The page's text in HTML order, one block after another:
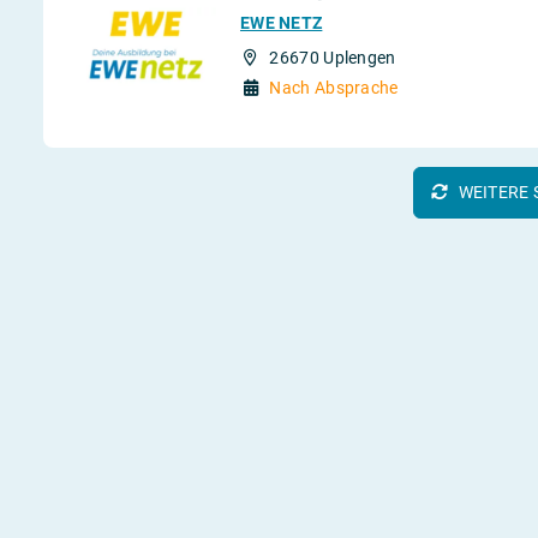
EWE NETZ
26670 Uplengen
Nach Absprache
WEITERE